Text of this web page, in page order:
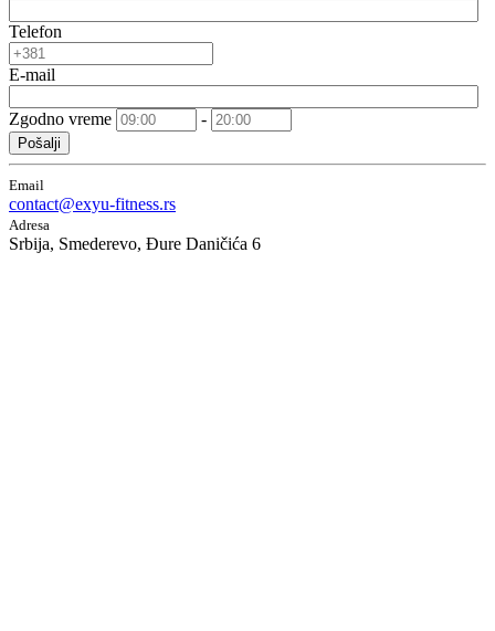
Telefon
E-mail
Zgodno vreme -
Pošalji
Email
contact@exyu-fitness.rs
Adresa
Srbija, Smederevo, Đure Daničića 6